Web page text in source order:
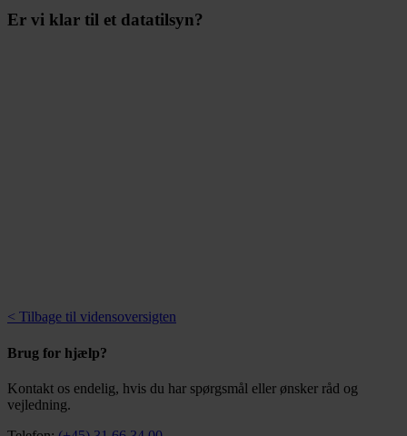
Er vi klar til et datatilsyn?
< Tilbage til vidensoversigten
Brug for hjælp?
Kontakt os endelig, hvis du har spørgsmål eller ønsker råd og
vejledning.